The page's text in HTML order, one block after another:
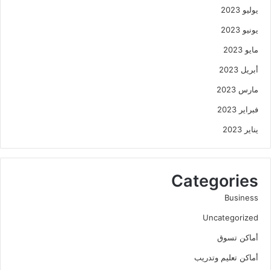
يوليو 2023
يونيو 2023
مايو 2023
أبريل 2023
مارس 2023
فبراير 2023
يناير 2023
Categories
Business
Uncategorized
أماكن تسوق
أماكن تعليم وتدريب